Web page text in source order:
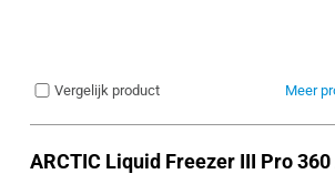
Vergelijk product Meer
ARCTIC Liquid Freezer III Pro